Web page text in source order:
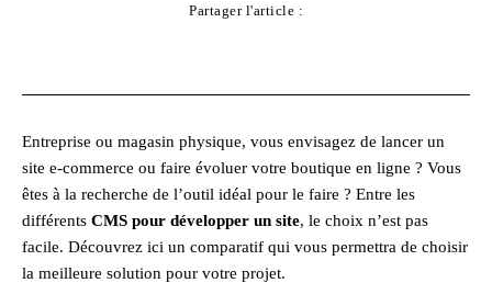
Partager l'article :
Entreprise ou magasin physique, vous envisagez de lancer un
site e-commerce ou faire évoluer votre boutique en ligne ? Vous
êtes à la recherche de l’outil idéal pour le faire ? Entre les
différents CMS pour développer un site, le choix n’est pas
facile. Découvrez ici un comparatif qui vous permettra de choisir
la meilleure solution pour votre projet.